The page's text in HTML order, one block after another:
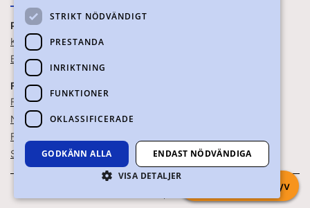
PRAKTISK INFORMATION
Kontaktuppgifter
Blanketter
FÖR SKOLPERSONAL
För SYV
Nationella studievägskoder
För gymnasieskolor
Skolportalen
STRIKT NÖDVÄNDIGT
PRESTANDA
INRIKTNING
FUNKTIONER
OKLASSIFICERADE
GODKÄNN ALLA
ENDAST NÖDVÄNDIGA
VISA DETALJER
Chatta med syv